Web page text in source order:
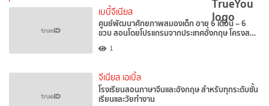
เบบี้จีเนียส
ศูนย์พัฒนาศักยภาพสมองเด็ก อายุ 6 เดือน – 6
ขวบ สอนโดยโปรแกรมจากประเทศอังกฤษ โครงส…
1
จีเนียส เอเบิ้ล
โรงเรียนสอนภาษาจีนและอังกฤษ สำหรับทุกระดับชั้น
เรียนและวัยทำงาน